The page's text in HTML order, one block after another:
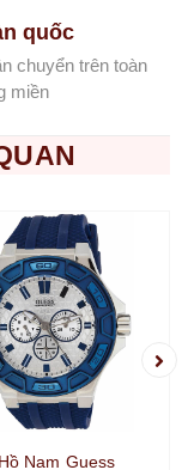
quốc
chuyển trên toàn
miền
Nam Guess